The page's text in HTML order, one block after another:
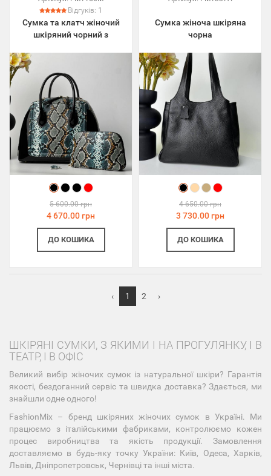
Відгуків: 1
Сумка та клатч жіночий
шкіряний чорний з
5 600.00 грн
4 670.00 грн
ДО КОШИКА
Сумка жіноча шкіряна
чорна
4 650.00 грн
3 730.00 грн
ДО КОШИКА
‹ 1 2 ›
ШКІРЯНІ СУМКИ, З ЯКИМИ І НА ПРОГУЛЯНКУ, І В
ТЕАТР, І В ОФІС
Великий вибір жіночих сумок із натуральної шкіри? Гарантія
якості, бездоганний сервіс та швидка доставка? Здається, ми
знайшли одне одного!
FashionMix – бренд шкіряних жіночих сумок в Україні. Ми
працюємо з італійськими фабриками, контролюємо кожен
процес виробництва та якість продукції. Замовлення
доставляємо в будь-яку точку України: Київ, Одеса, Харків,
Львів, Дніпропетровськ, Чернівці та інші міста.